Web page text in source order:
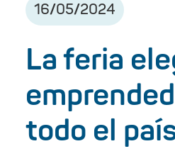
16/05/2024
La feria
todo el